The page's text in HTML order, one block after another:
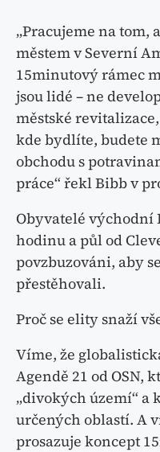
„Pracujeme na
městem v Severní
15minutový rámec
jsou lidé – ne
městské
kde bydlíte, budete
obchodu s
práce“ řekl Bibb v
Obyvatelé východní
hodinu a půl od
povzbuzováni, aby
přestěhovali.
Proč se elity snaží
Víme, že
Agendě 21 od OSN,
„divokých území“ a
určených oblastí. A
prosazuje koncept